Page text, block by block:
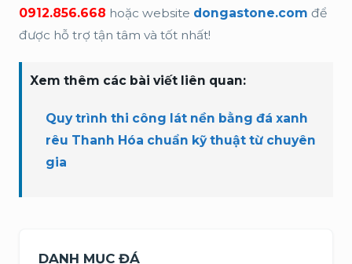
0912.856.668 hoặc website dongastone.com để
được hỗ trợ tận tâm và tốt nhất!
Xem thêm các bài viết liên quan:
Quy trình thi công lát nền bằng đá xanh
rêu Thanh Hóa chuẩn kỹ thuật từ chuyên
gia
DANH MỤC ĐÁ